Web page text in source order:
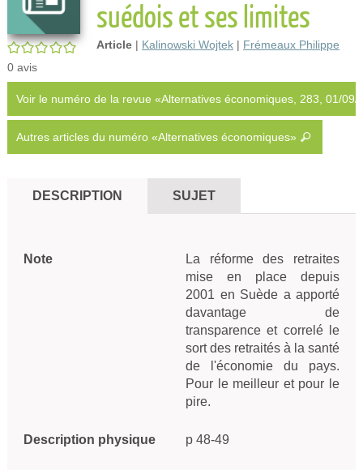
/5
0 avis
suédois et ses limites
Article | Kalinowski Wojtek | Frémeaux Philippe
Voir le numéro de la revue «Alternatives économiques, 283, 01/09/
Autres articles du numéro «Alternatives économiques»
DESCRIPTION SUJET
Note
La réforme des retraites
mise en place depuis
2001 en Suède a apporté
davantage de
transparence et correlé le
sort des retraités à la santé
de l'économie du pays.
Pour le meilleur et pour le
pire.
Description physique p 48-49